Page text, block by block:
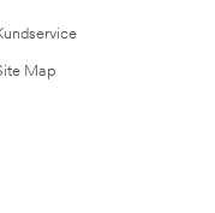
Map